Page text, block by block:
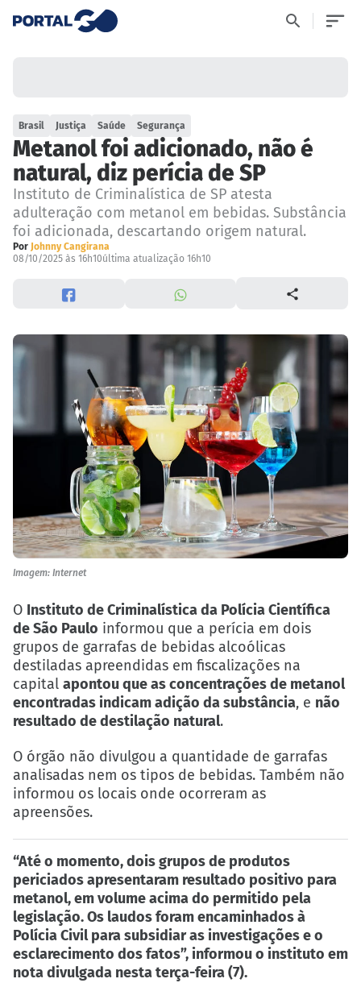
Brasil Justiça Saúde Segurança
Metanol foi adicionado, não é
natural, diz perícia de SP
Instituto de Criminalística de SP atesta
adulteração com metanol em bebidas. Substância
foi adicionada, descartando origem natural.
Por Johnny Cangirana
08/10/2025 às 16h10última atualização 16h10
Imagem: Internet
O Instituto de Criminalística da Polícia Científica
de São Paulo informou que a perícia em dois
grupos de garrafas de bebidas alcoólicas
destiladas apreendidas em fiscalizações na
capital apontou que as concentrações de metanol
encontradas indicam adição da substância, e não
resultado de destilação natural.
O órgão não divulgou a quantidade de garrafas
analisadas nem os tipos de bebidas. Também não
informou os locais onde ocorreram as
apreensões.
“Até o momento, dois grupos de produtos
periciados apresentaram resultado positivo para
metanol, em volume acima do permitido pela
legislação. Os laudos foram encaminhados à
Polícia Civil para subsidiar as investigações e o
esclarecimento dos fatos”, informou o instituto em
nota divulgada nesta terça-feira (7).